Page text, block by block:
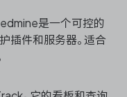
是一个可控的
插件和服务器。适合